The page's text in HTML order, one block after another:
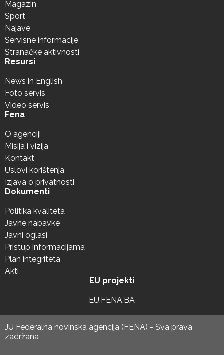
Magazin
Sport
Najave
Servisne informacije
Stranačke aktivnosti
Resursi
News in English
Foto servis
Video servis
Fena
O agenciji
Misija i vizija
Kontakt
Uslovi korištenja
Izjava o privatnosti
Dokumenti
Politika kvaliteta
Javne nabavke
Javni oglasi
Pristup informacijama
Plan integriteta
Akti
EU projekti
EU.FENA.BA
JU Federalna novinska agencija (FENA) - Sva prava
zadržana